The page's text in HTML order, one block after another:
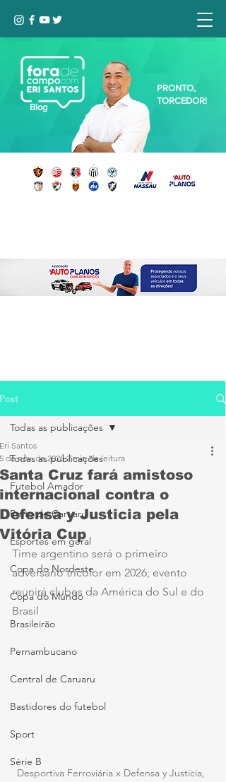
Blog
PRONTO,
TORCEDOR!
Post
Todas as publicações
Futebol Amador
Porto de Caruaru
Esportes em geral
Copa do Nordeste
Copa do Mundo
Brasileirão
Pernambucano
Central de Caruaru
Bastidores do futebol
Sport
Série B
Todas as publicações
Santa Cruz fará amistoso
internacional contra o
Defensa y Justicia pela
Vitória Cup
Eri Santos
5 de nov. de 2025 2 min de leitura
Time argentino será o primeiro
adversário tricolor em 2026; evento
reunirá clubes da América do Sul e do
Brasil
Desportiva Ferroviária x Defensa y Justicia,